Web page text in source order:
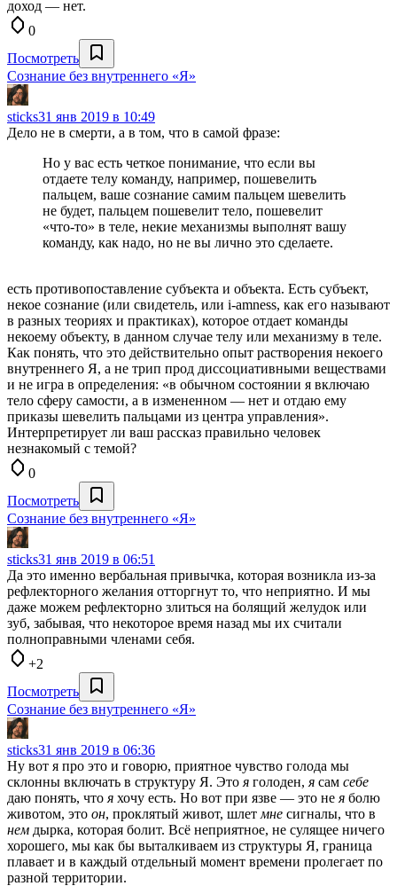
доход — нет.
0
Посмотреть
Сознание без внутреннего «Я»
sticks31 янв 2019 в 10:49
Дело не в смерти, а в том, что в самой фразе:
Но у вас есть четкое понимание, что если вы
отдаете телу команду, например, пошевелить
пальцем, ваше сознание самим пальцем шевелить
не будет, пальцем пошевелит тело, пошевелит
«что-то» в теле, некие механизмы выполнят вашу
команду, как надо, но не вы лично это сделаете.
есть противопоставление субъекта и объекта. Есть субъект,
некое сознание (или свидетель, или i-amness, как его называют
в разных теориях и практиках), которое отдает команды
некоему объекту, в данном случае телу или механизму в теле.
Как понять, что это действительно опыт растворения некоего
внутреннего Я, а не трип прод диссоциативными веществами
и не игра в определения: «в обычном состоянии я включаю
тело сферу самости, а в измененном — нет и отдаю ему
приказы шевелить пальцами из центра управления».
Интерпретирует ли ваш рассказ правильно человек
незнакомый с темой?
0
Посмотреть
Сознание без внутреннего «Я»
sticks31 янв 2019 в 06:51
Да это именно вербальная привычка, которая возникла из-за
рефлекторного желания отторгнут то, что неприятно. И мы
даже можем рефлекторно злиться на болящий желудок или
зуб, забывая, что некоторое время назад мы их считали
полноправными членами себя.
+2
Посмотреть
Сознание без внутреннего «Я»
sticks31 янв 2019 в 06:36
Ну вот я про это и говорю, приятное чувство голода мы
склонны включать в структуру Я. Это я голоден, я сам себе
даю понять, что я хочу есть. Но вот при язве — это не я болю
животом, это он, проклятый живот, шлет мне сигналы, что в
нем дырка, которая болит. Всё неприятное, не сулящее ничего
хорошего, мы как бы выталкиваем из структуры Я, граница
плавает и в каждый отдельный момент времени пролегает по
разной территории.